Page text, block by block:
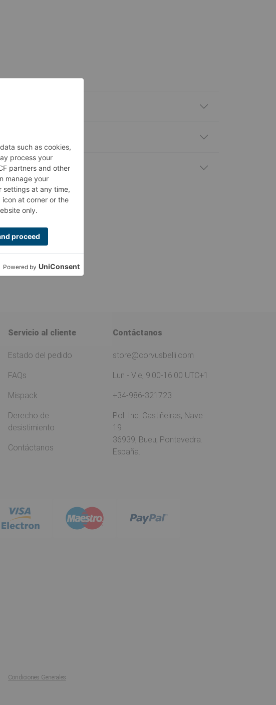
Servicio al cliente
Estado del pedido
FAQs
Mispack
Derecho de
desistimiento
Contáctanos
Contáctanos
store@corvusbelli.com
Lun - Vie, 9:00-16:00 UTC+1
+34-986-321723
Pol. Ind. Castiñeiras, Nave
19
36939, Bueu, Pontevedra.
España.
Condiciones Generales